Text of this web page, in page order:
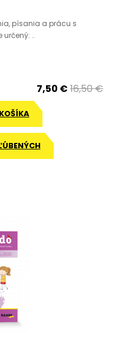
písania a prácu s
..
7,50 € 16,50 €